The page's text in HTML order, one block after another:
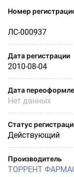
Номер
ЛС-000937
Дата регистрации
2010-08-04
Дата
Нет данных
Статус
Действующий
Производитель
ТОРРЕНТ